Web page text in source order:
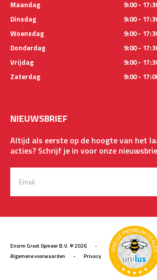
Maandag
9:00 -
Dinsdag
9:00 -
Woensdag
9:00 -
Donderdag
9:00 -
Vrijdag
9:00 -
Zaterdag
9:00 -
NIEUWSBRIEF
Altijd als eerste op de hoogte van het
acties? Schrijf je in voor onze
Enorm Groot Opmeer B.V. © 2026
-
Algemene voorwaarden
- Privacy